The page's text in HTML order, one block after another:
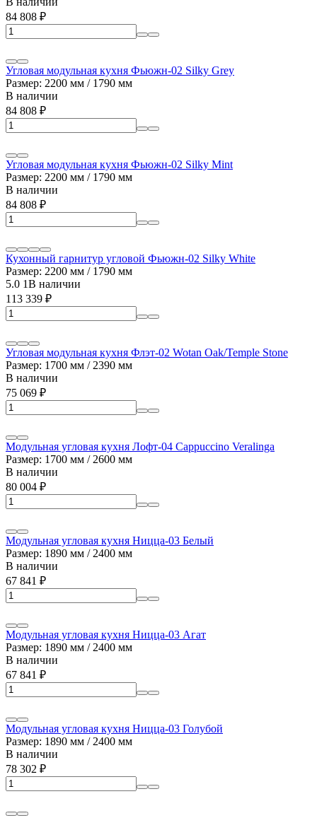
84 808 ₽
Угловая модульная кухня Фьюжн-02 Silky Grey
Размер: 2200 мм / 1790 мм
В наличии
84 808 ₽
Угловая модульная кухня Фьюжн-02 Silky Mint
Размер: 2200 мм / 1790 мм
В наличии
84 808 ₽
Кухонный гарнитур угловой Фьюжн-02 Silky White
Размер: 2200 мм / 1790 мм
5.0 1В наличии
113 339 ₽
Угловая модульная кухня Флэт-02 Wotan Oak/Temple Stone
Размер: 1700 мм / 2390 мм
В наличии
75 069 ₽
Модульная угловая кухня Лофт-04 Cappuccino Veralinga
Размер: 1700 мм / 2600 мм
В наличии
80 004 ₽
Модульная угловая кухня Ницца-03 Белый
Размер: 1890 мм / 2400 мм
В наличии
67 841 ₽
Модульная угловая кухня Ницца-03 Агат
Размер: 1890 мм / 2400 мм
В наличии
67 841 ₽
Модульная угловая кухня Ницца-03 Голубой
Размер: 1890 мм / 2400 мм
В наличии
78 302 ₽